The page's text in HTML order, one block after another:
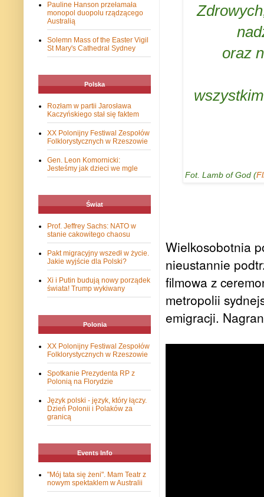
oraz
Fot. Lamb of God (
Wielkosobotnia
nieustannie
filmowa z
metropolii
emigracji.
Pauline Hanson przełamała
monopol duopolu rządzącego
Australią
Solemn Mass of the Easter Vigil
St Mary's Cathedral Sydney
Polska
Rozłam w partii Jarosława
Kaczyńskiego stał się faktem
XX Polonijny Festiwal Zespołów
Folklorystycznych w Rzeszowie
Gen. Leon Komornicki:
Jesteśmy jak dzieci we mgle
Świat
Prof. Jeffrey Sachs: NATO w
stanie cakowitego chaosu
Pakt migracyjny wszedł w życie.
Jakie wyjście dla Polski?
Xi i Putin budują nowy porządek
świata! Trump wykiwany
Polonia
XX Polonijny Festiwal Zespołów
Folklorystycznych w Rzeszowie
Spotkanie Prezydenta RP z
Polonią na Florydzie
Język polski - język, który łączy.
Dzień Polonii i Polaków za
granicą
Events Info
"Mój tata się żeni". Mam Teatr z
nowym spektaklem w Australii